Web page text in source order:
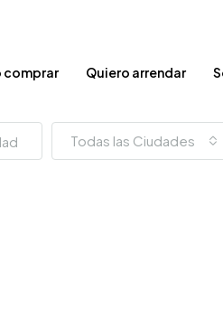
comprar Quiero arrendar
Todas las Ciudades